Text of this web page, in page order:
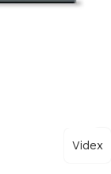
Videx